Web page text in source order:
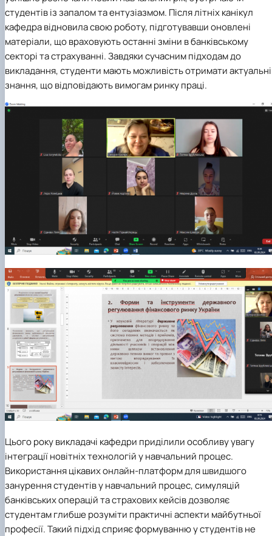
студентів із запалом та ентузіазмом. Після літніх канікул
кафедра відновила свою роботу, підготувавши оновлені
матеріали, що враховують останні зміни в банківському
секторі та страхуванні. Завдяки сучасним підходам до
викладання, студенти мають можливість отримати актуальні
знання, що відповідають вимогам ринку праці.
Цього року викладачі кафедри приділили особливу увагу
інтеграції новітніх технологій у навчальний процес.
Використання цікавих онлайн-платформ для швидшого
занурення студентів у навчальний процес, симуляцій
банківських операцій та страхових кейсів дозволяє
студентам глибше розуміти практичні аспекти майбутньої
професії. Такий підхід сприяє формуванню у студентів не